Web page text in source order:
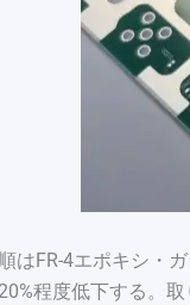
はFR-4エポキシ・
程度低下する。